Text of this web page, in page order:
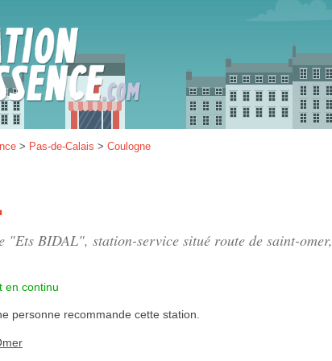
> Pas-de-Calais > Coulogne
"Ets BIDAL", station-service situé route de saint-omer
en continu
personne recommande cette station.
Gazole :
Disponible
SP 98 :
Disponible